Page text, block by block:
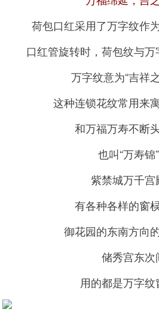
荷包口红采用了万字纹作
口红管旋转时，荷包纹与万
万字纹意为“吉祥
这种连锁花纹常用来
和万福万寿不断
也叫“万寿锦”
紫禁城万千宫
有各种各样的窗
御花园的东南方向的
储秀宫东次
用的都是万字纹